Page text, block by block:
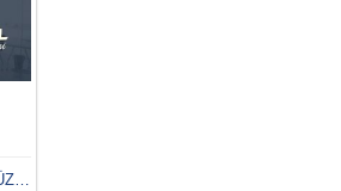
ÖZEL MÜGE ŞENEL GÜZELLİK VE ESTETİSYENLİK KURSU